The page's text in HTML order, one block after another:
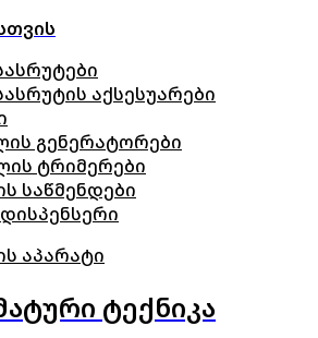
აქსესუარები
გენერატორები
ტრიმერები
საწმენდები
აპარატი
ტექნიკა